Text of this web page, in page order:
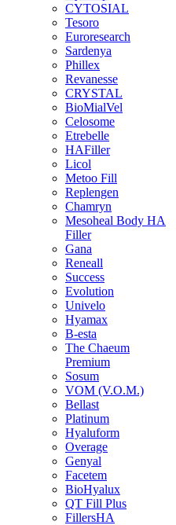
CYTOSIAL
Tesoro
Euroresearch
Sardenya
Phillex
Revanesse
CRYSTAL
BioMialVel
Celosome
Etrebelle
HAFiller
Licol
Metoo Fill
Replengen
Chamryn
Mesoheal Body HA
Filler
Gana
Reneall
Success
Evolution
Univelo
Hyamax
B-esta
The Chaeum
Premium
Sosum
VOM (V.O.M.)
Bellast
Platinum
Hyaluform
Overage
Genyal
Facetem
BioHyalux
QT Fill Plus
FillersHA